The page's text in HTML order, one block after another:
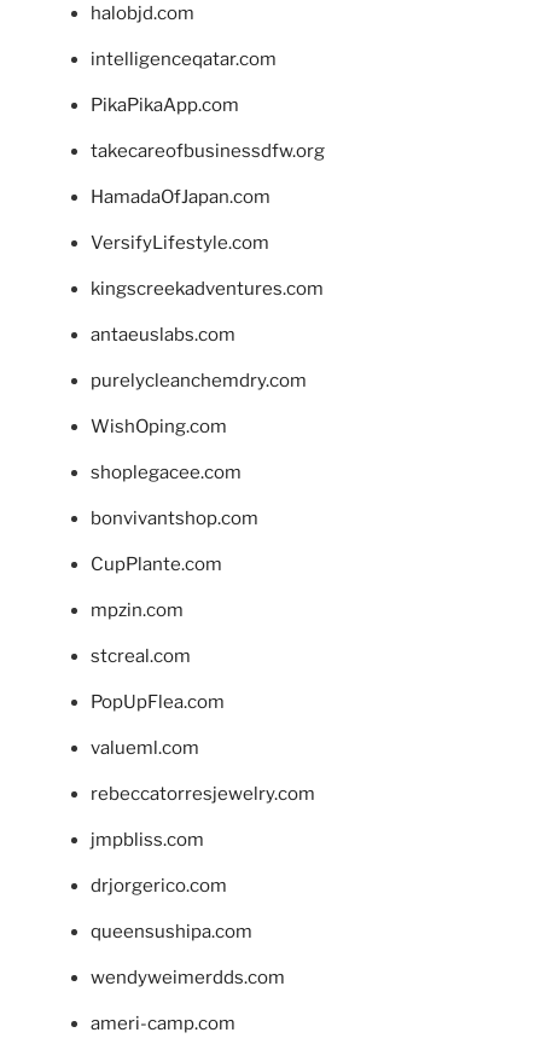
halobjd.com
intelligenceqatar.com
PikaPikaApp.com
takecareofbusinessdfw.org
HamadaOfJapan.com
VersifyLifestyle.com
kingscreekadventures.com
antaeuslabs.com
purelycleanchemdry.com
WishOping.com
shoplegacee.com
bonvivantshop.com
CupPlante.com
mpzin.com
stcreal.com
PopUpFlea.com
valueml.com
rebeccatorresjewelry.com
jmpbliss.com
drjorgerico.com
queensushipa.com
wendyweimerdds.com
ameri-camp.com